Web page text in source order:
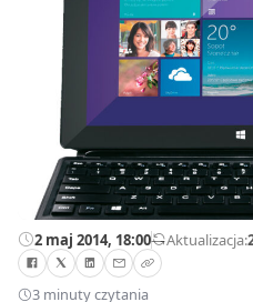
2 maj 2014, 18:00—Aktualizacja:
3 minuty czytania